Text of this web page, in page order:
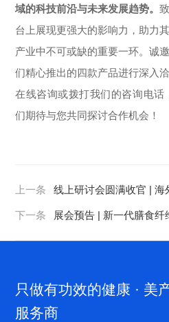
域的科技前沿与未来发展趋势。
台上展现更强大的影响力，助力
产业中不可或缺的重要一环。诚
们精心推出的四款产品进行深入洽
在线咨询或拨打我们的咨询电
们期待与您共同探讨合作机会！
上一条
线上研讨会圆满收官 | 海
下一条
展会预告 | 新一代膳食纤
只做有功效的健康 · 美
服务商